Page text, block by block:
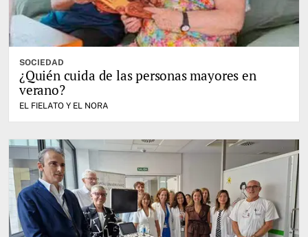
SOCIEDAD
¿Quién cuida de las personas mayores en
verano?
EL FIELATO Y EL NORA